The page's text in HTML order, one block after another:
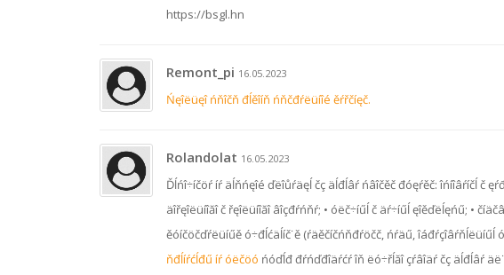
https://bsgl.hn
Remont_pi 16.05.2023
Ńęîëüęî ńňîčň đĺěîíň ńňčđŕëüíîé ěŕřčíęč.
Rolandolat 16.05.2023
Ďĺńî÷íčöŕ íŕ äĺňńęîé ďëîůŕäęĺ čç äĺđĺâŕ ńâîčěč đóęŕěč: îńíîâŕíčĺ č
äîřęîëüíîăî č řęîëüíîăî âîçđŕńňŕ; • óëč÷íűĺ č äŕ÷íűĺ ęîěďëĺęńű; •
ěóíčöčďŕëüíűě ó÷đĺćäĺíč˙ě (ŕäěčíčńňđŕöčč, ńŕäű, îáđŕçîâŕňĺëüíűĺ
ňđĺíŕćĺđű íŕ óëčöó ńóďĺđ đŕńďđîäŕćŕ îň ëó÷řĺăî çŕâîäŕ čç äĺđĺâŕ